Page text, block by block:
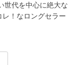
世代を中心に絶大な
！なロングセラー
や黒コンの代表格